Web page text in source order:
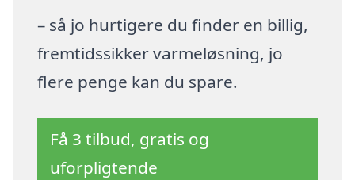
– så jo hurtigere du finder en billig,
fremtidssikker varmeløsning, jo
flere penge kan du spare.
Få 3 tilbud, gratis og
uforpligtende